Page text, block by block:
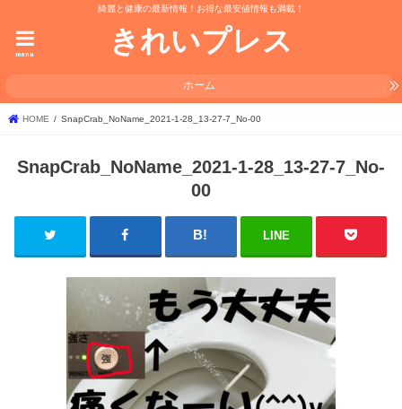
綺麗と健康の最新情報！お得な最安値情報も満載！
きれいプレス
menu
ホーム
HOME SnapCrab_NoName_2021-1-28_13-27-7_No-00
SnapCrab_NoName_2021-1-28_13-27-7_No-
00
LINE